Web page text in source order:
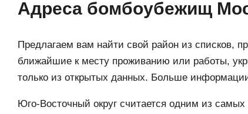
Адреса бомбоубежищ
Предлагаем вам найти свой район из списков,
ближайшие к месту проживанию или работы,
только из открытых данных. Больше
Юго-Восточный округ считается одним из